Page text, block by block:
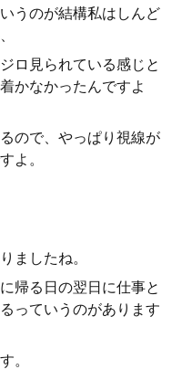
うのが結構私はしんど
ロ見られている感じと
かなかったんですよ
ので、やっぱり視線が
よ。
ましたね。
帰る日の翌日に仕事と
っていうのがあります
。